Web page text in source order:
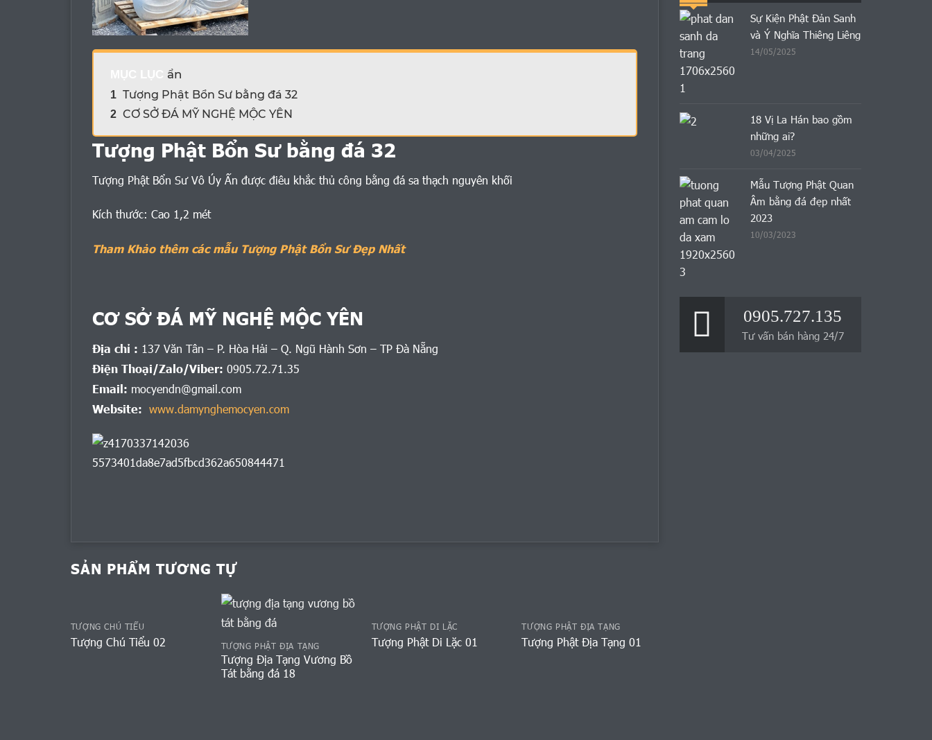
ẩn
1 Tượng Phật Bổn Sư bằng đá 32
2 CƠ SỞ ĐÁ MỸ NGHỆ MỘC YÊN
Tượng Phật Bổn Sư bằng đá 32
Tượng Phật Bổn Sư Vô Úy Ấn được điêu khắc thủ công bằng đá sa thạch nguyên khối
Kích thước: Cao 1,2 mét
Tham Khảo thêm các mẫu Tượng Phật Bổn Sư Đẹp Nhất
CƠ SỞ ĐÁ MỸ NGHỆ MỘC YÊN
Địa chỉ : 137 Văn Tân – P. Hòa Hải – Q. Ngũ Hành Sơn – TP Đà Nẵng
Điện Thoại/Zalo/Viber: 0905.72.71.35
Email: mocyendn@gmail.com
Website: www.damynghemocyen.com
SẢN PHẨM TƯƠNG TỰ
TƯỢNG CHÚ TIỂU
Tượng Chú Tiểu 02 TƯỢNG PHẬT ĐỊA TẠNG
Tượng Địa Tạng Vương Bồ
Tát bằng đá 18
TƯỢNG PHẬT DI LẶC
Tượng Phật Di Lặc 01
TƯỢNG PHẬT ĐỊA TẠNG
Tượng Phật Địa Tạng 01
Sự Kiện Phật Đản Sanh
và Ý Nghĩa Thiêng Liêng
14/05/2025
18 Vị La Hán bao gồm
những ai?
03/04/2025
Mẫu Tượng Phật Quan
Âm bằng đá đẹp nhất
2023
10/03/2023
0905.727.135
Tư vấn bán hàng 24/7